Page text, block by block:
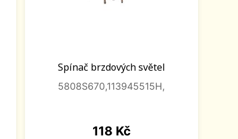
Spínač brzdových světel
5808S670,113945515H,
Cena
118 Kč